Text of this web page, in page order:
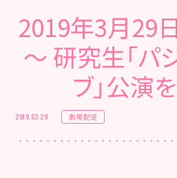
2019年3月29
～ 研究生「パ
ブ」公演
2019.03.29 劇場配信